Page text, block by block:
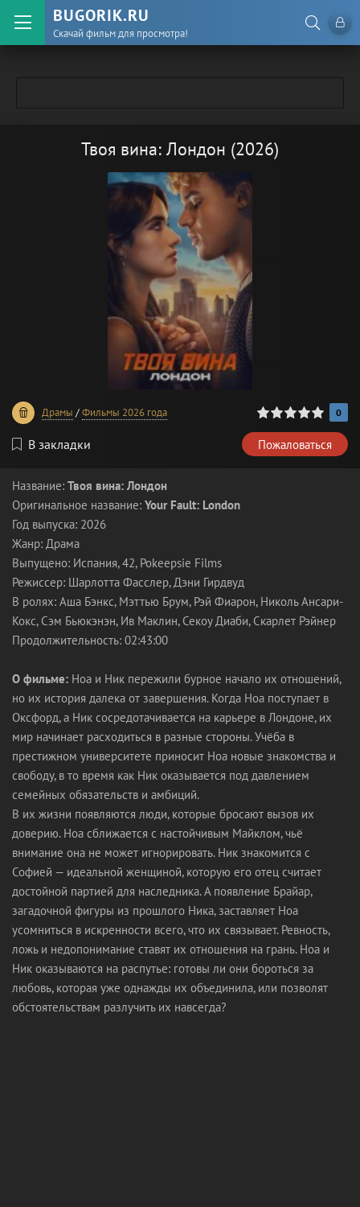
BUGORIK.RU
Скачай фильм для просмотра!
Твоя вина: Лондон (2026)
Драмы /Фильмы 2026 года
0 0
В закладки Пожаловаться
Название: Твоя вина: Лондон
Оригинальное название: Your Fault: London
Год выпуска: 2026
Жанр: Драма
Выпущено: Испания, 42, Pokeepsie Films
Режиссер: Шарлотта Фасслер, Дэни Гирдвуд
В ролях: Аша Бэнкс, Мэттью Брум, Рэй Фиарон, Николь Ансари-
Кокс, Сэм Бьюкэнэн, Ив Маклин, Секоу Диаби, Скарлет Рэйнер
Продолжительность: 02:43:00
О фильме: Ноа и Ник пережили бурное начало их отношений,
но их история далека от завершения. Когда Ноа поступает в
Оксфорд, а Ник сосредотачивается на карьере в Лондоне, их
мир начинает расходиться в разные стороны. Учёба в
престижном университете приносит Ноа новые знакомства и
свободу, в то время как Ник оказывается под давлением
семейных обязательств и амбиций.
В их жизни появляются люди, которые бросают вызов их
доверию. Ноа сближается с настойчивым Майклом, чьё
внимание она не может игнорировать. Ник знакомится с
Софией — идеальной женщиной, которую его отец считает
достойной партией для наследника. А появление Брайар,
загадочной фигуры из прошлого Ника, заставляет Ноа
усомниться в искренности всего, что их связывает. Ревность,
ложь и недопонимание ставят их отношения на грань. Ноа и
Ник оказываются на распутье: готовы ли они бороться за
любовь, которая уже однажды их объединила, или позволят
обстоятельствам разлучить их навсегда?